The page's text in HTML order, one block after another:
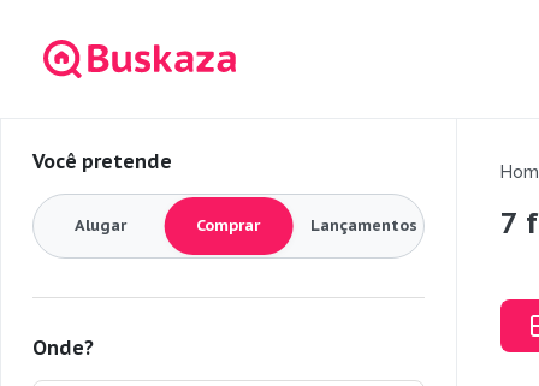
Você pretende
Alugar Comprar Lançamentos
Onde?
7